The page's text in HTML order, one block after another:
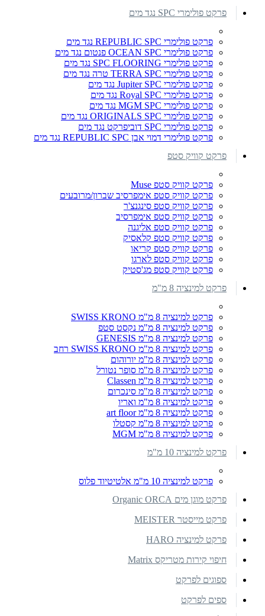
פרקט פולימרי SPC נגד מים
פרקט פולימרי REPUBLIC SPC נגד מים
פרקט פולימרי OCEAN SPC פנטום נגד מים
פרקט פולימרי SPC FLOORING נגד מים
פרקט פולימרי TERRA SPC טרה נגד מים
פרקט פולימרי Jupiter SPC נגד מים
פרקט פולימרי Royal SPC נגד מים
פרקט פולימרי MGM SPC נגד מים
פרקט פולימרי ORIGINALS SPC נגד מים
פרקט פולימרי SPC דוביפרקט נגד מים
פרקט פולימרי דמוי אבן REPUBLIC SPC נגד מים
פרקט קוויק סטפ
פרקט קוויק סטפ Muse
פרקט קוויק סטפ אימפרסיב שברון/מרובעים
פרקט קוויק סטפ סינגנצ'ר
פרקט קוויק סטפ אימפרסיב
פרקט קוויק סטפ אליגנה
פרקט קוויק סטפ קלאסיק
פרקט קוויק סטפ קריאו
פרקט קוויק סטפ לארגו
פרקט קוויק סטפ מג'סטיק
פרקט למינציה 8 מ"מ
פרקט למינציה 8 מ"מ SWISS KRONO
פרקט למינציה 8 מ"מ נקסט סטפ
פרקט למינציה 8 מ"מ GENESIS
פרקט למינציה 8 מ"מ SWISS KRONO רחב
פרקט למינציה 8 מ"מ יורוהום
פרקט למינציה 8 מ"מ סופר נטורל
פרקט למינציה 8 מ"מ Classen
פרקט למינציה 8 מ"מ סינכרום
פרקט למינציה 8 מ"מ ואריו
פרקט למינציה 8 מ"מ art floor
פרקט למינציה 8 מ"מ קסטלו
פרקט למינציה 8 מ"מ MGM
פרקט למינציה 10 מ"מ
פרקט למינציה 10 מ"מ אלטיטיוד פלוס
פרקט מוגן מים Organic ORCA
פרקט מייסטר MEISTER
פרקט למינציה HARO
חיפוי קירות מטריקס Matrix
ספוגים לפרקט
ספים לפרקט